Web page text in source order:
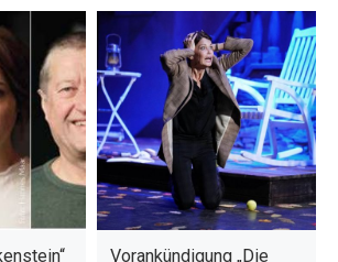
Vorankündigung „Die